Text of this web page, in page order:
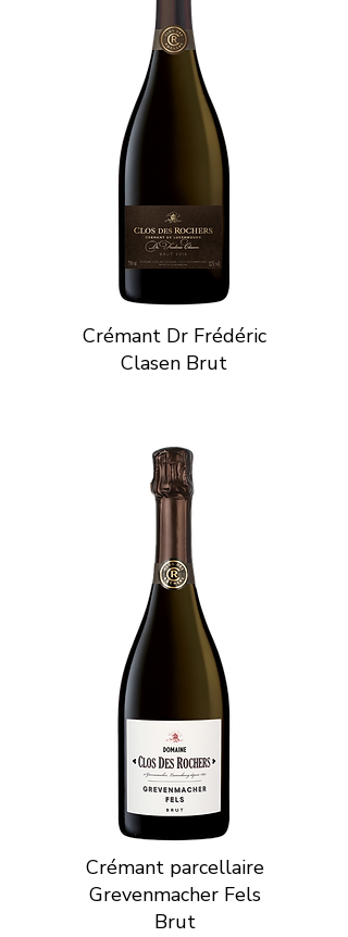
Crémant Dr Frédéric
Clasen Brut
Crémant parcellaire
Grevenmacher Fels
Brut